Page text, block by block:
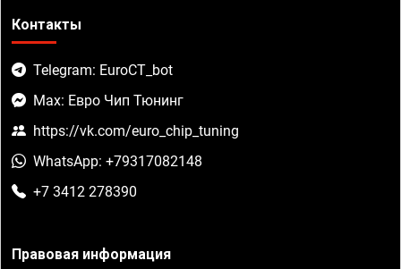
Контакты
Telegram: EuroCT_bot
Max: Евро Чип Тюнинг
https://vk.com/euro_chip_tuning
WhatsApp: +79317082148
+7 3412 278390
Правовая информация